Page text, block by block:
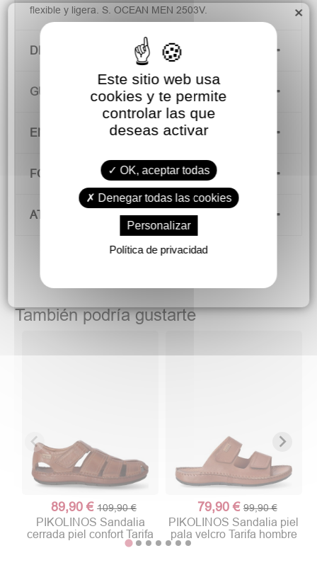
flexible y ligera. S. OCEAN MEN 2503V.
DETALLES DEL PRODUCTO
GUÍA DE TALLAS
ENVÍOS Y DEVOLUCIONES
FORMAS DE PAGO
ATENCIÓN AL CLIENTE
También podría gustarte
89,90 €109,90 €
PIKOLINOS Sandalia
cerrada piel confort Tarifa
79,90 € 99,90 €
PIKOLINOS Sandalia piel
pala velcro Tarifa hombre
×
Este sitio web usa
cookies y te permite
controlar las que
deseas activar
OK, aceptar todas
Denegar todas las cookies
Personalizar
Política de privacidad